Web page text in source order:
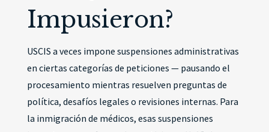
Impusieron?
USCIS a veces impone suspensiones administrativas
en ciertas categorías de peticiones — pausando el
procesamiento mientras resuelven preguntas de
política, desafíos legales o revisiones internas. Para
la inmigración de médicos, esas suspensiones